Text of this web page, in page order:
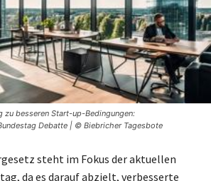
zu besseren Start-up-Bedingungen:
Debatte | © Biebricher Tagesbote
steht im Fokus der aktuellen
da es darauf abzielt, verbesserte